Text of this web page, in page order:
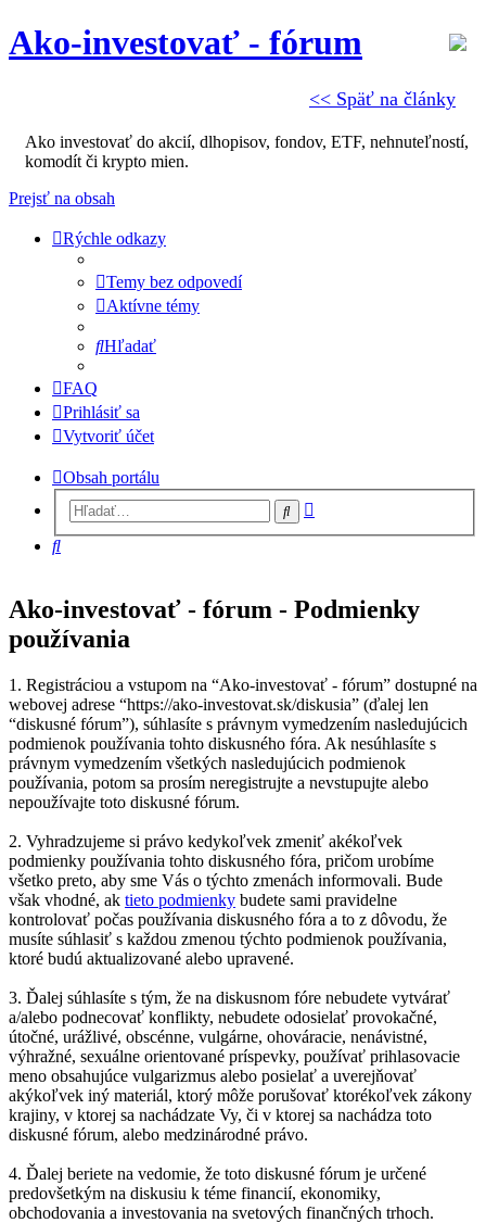
<< Späť na články
Ako-investovať - fórum
Ako investovať do akcií, dlhopisov, fondov, ETF, nehnuteľností,
komodít či krypto mien.
Prejsť na obsah
Rýchle odkazy
Temy bez odpovedí
Aktívne témy
Hľadať
FAQ
Prihlásiť sa
Vytvoriť účet
Obsah portálu
Hľadať
Hľadať
Ako-investovať - fórum - Podmienky
používania
1. Registráciou a vstupom na “Ako-investovať - fórum” dostupné na
webovej adrese “https://ako-investovat.sk/diskusia” (ďalej len
“diskusné fórum”), súhlasíte s právnym vymedzením nasledujúcich
podmienok používania tohto diskusného fóra. Ak nesúhlasíte s
právnym vymedzením všetkých nasledujúcich podmienok
používania, potom sa prosím neregistrujte a nevstupujte alebo
nepoužívajte toto diskusné fórum.
2. Vyhradzujeme si právo kedykoľvek zmeniť akékoľvek
podmienky používania tohto diskusného fóra, pričom urobíme
všetko preto, aby sme Vás o týchto zmenách informovali. Bude
však vhodné, ak tieto podmienky budete sami pravidelne
kontrolovať počas používania diskusného fóra a to z dôvodu, že
musíte súhlasiť s každou zmenou týchto podmienok používania,
ktoré budú aktualizované alebo upravené.
3. Ďalej súhlasíte s tým, že na diskusnom fóre nebudete vytvárať
a/alebo podnecovať konflikty, nebudete odosielať provokačné,
útočné, urážlivé, obscénne, vulgárne, ohováracie, nenávistné,
výhražné, sexuálne orientované príspevky, používať prihlasovacie
meno obsahujúce vulgarizmus alebo posielať a uverejňovať
akýkoľvek iný materiál, ktorý môže porušovať ktorékoľvek zákony
krajiny, v ktorej sa nachádzate Vy, či v ktorej sa nachádza toto
diskusné fórum, alebo medzinárodné právo.
4. Ďalej beriete na vedomie, že toto diskusné fórum je určené
predovšetkým na diskusiu k téme financií, ekonomiky,
obchodovania a investovania na svetových finančných trhoch.